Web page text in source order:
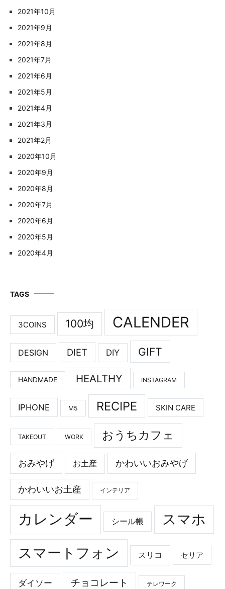
2021年10月
2021年9月
2021年8月
2021年7月
2021年6月
2021年5月
2021年4月
2021年3月
2021年2月
2020年10月
2020年9月
2020年8月
2020年7月
2020年6月
2020年5月
2020年4月
TAGS
3COINS 100均 CALENDER
DESIGN DIET DIY GIFT
HANDMADE HEALTHY INSTAGRAM
IPHONE M5 RECIPE SKIN CARE
TAKEOUT WORK おうちカフェ
おみやげ お土産 かわいいおみやげ
かわいいお土産 インテリア
カレンダー シール帳
スマホ
スマートフォン
スリコ セリア
ダイソー チョコレート テレワーク